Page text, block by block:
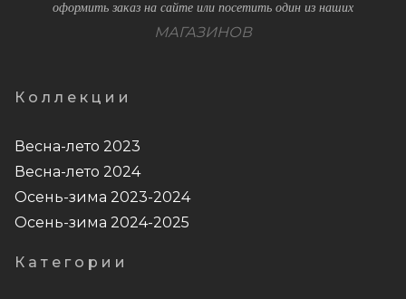
оформить заказ на сайте или посетить один из наших
МАГАЗИНОВ
Коллекции
Весна-лето 2023
Весна-лето 2024
Осень-зима 2023-2024
Осень-зима 2024-2025
Категории